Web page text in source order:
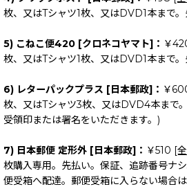
枚、又はTシャツ1枚、又はDVD1本まで
5) こねこ便420 [クロネコヤマト]： ￥
枚、又はTシャツ1枚、又はDVD1本まで
6) レターパックプラス [日本郵政]： ￥
枚、又はTシャツ3枚、又はDVD4本まで
受領印または署名をいただきます。)
7) 日本郵便 定形外 [日本郵政]： ￥510 [
枚購入専用。先払い。保証、追跡番号ナ
便受箱へ配達。郵便受箱に入らない場合